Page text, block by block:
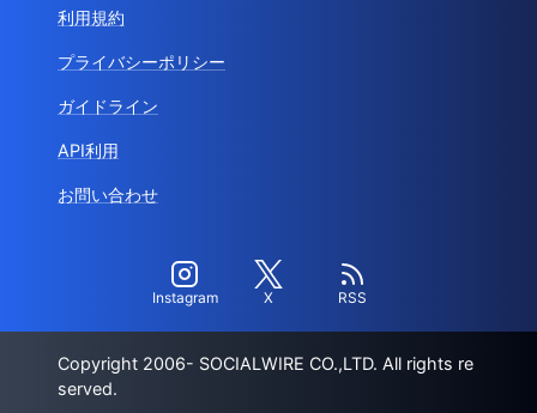
利用規約
プライバシーポリシー
ガイドライン
API利用
お問い合わせ
Instagram X RSS
Copyright 2006- SOCIALWIRE CO.,LTD. All rights re
served.